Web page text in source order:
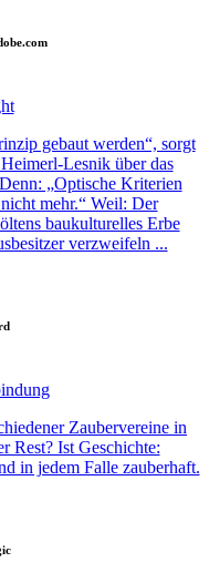
gebaut werden“, sorgt
Lesnik über das
„Optische Kriterien
mehr.“ Weil: Der
baukulturelles Erbe
verzweifeln ...
Zaubervereine in
Rest? Ist Geschichte:
in jedem Falle zauberhaft.